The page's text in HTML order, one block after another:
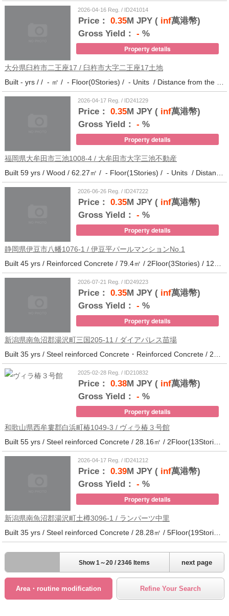
2026-04-16 Reg. / ID241014
Price： 0.35M JPY (inf萬港幣)
Gross Yield： - %
Property details
大分県臼杵市二王座17 / 臼杵市大字二王座17土地
2026-04-17 Reg. / ID241229
Price： 0.35M JPY (inf萬港幣)
Gross Yield： - %
Property details
福岡県大牟田市三池1008-4 / 大牟田市大字三池不動産
2026-06-26 Reg. / ID247222
Price： 0.35M JPY (inf萬港幣)
Gross Yield： - %
Property details
静岡県伊豆市八幡1076-1 / 伊豆平パールマンションNo.1
2026-07-21 Reg. / ID249223
Price： 0.35M JPY (inf萬港幣)
Gross Yield： - %
Property details
新潟県南魚沼郡湯沢町三国205-11 / ダイアパレス苗場
2025-02-28 Reg. / ID210832
Price： 0.38M JPY (inf萬港幣)
Gross Yield： - %
Property details
和歌山県西牟婁郡白浜町椿1049-3 / ヴィラ椿３号館
Built 55 yrs / Steel reinforced Concrete / 28.16㎡ / 2Floor(13Stories) / 73Units / Distance from the station.20
2026-04-17 Reg. / ID241212
Price： 0.39M JPY (inf萬港幣)
Gross Yield： - %
Property details
新潟県南魚沼郡湯沢町土樽3096-1 / ランパーツ中里
Built 35 yrs / Steel reinforced Concrete / 28.28㎡ / 5Floor(19Stories) / 309Units / Distance from the station.33
next page
Show 1～20 / 2346 Items
Area・routine modification Refine Your Search